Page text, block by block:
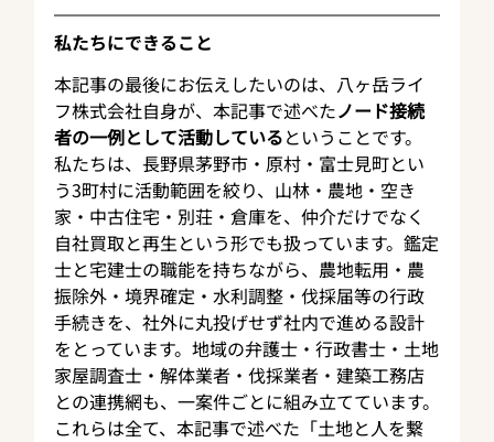
私たちにできること
本記事の最後にお伝えしたいのは、八ヶ岳ライ
フ株式会社自身が、本記事で述べたノード接続
者の一例として活動しているということです。
私たちは、長野県茅野市・原村・富士見町とい
う3町村に活動範囲を絞り、山林・農地・空き
家・中古住宅・別荘・倉庫を、仲介だけでなく
自社買取と再生という形でも扱っています。鑑定
士と宅建士の職能を持ちながら、農地転用・農
振除外・境界確定・水利調整・伐採届等の行政
手続きを、社外に丸投げせず社内で進める設計
をとっています。地域の弁護士・行政書士・土地
家屋調査士・解体業者・伐採業者・建築工務店
との連携網も、一案件ごとに組み立てています。
これらは全て、本記事で述べた「土地と人を繋